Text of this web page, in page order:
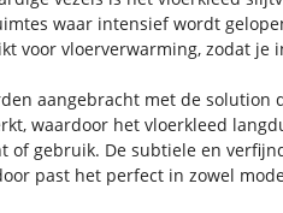
waar intensief wordt
voor vloerverwarming, zodat
aangebracht met de
waardoor het vloerkleed
of gebruik. De subtiele en
past het perfect in zowel